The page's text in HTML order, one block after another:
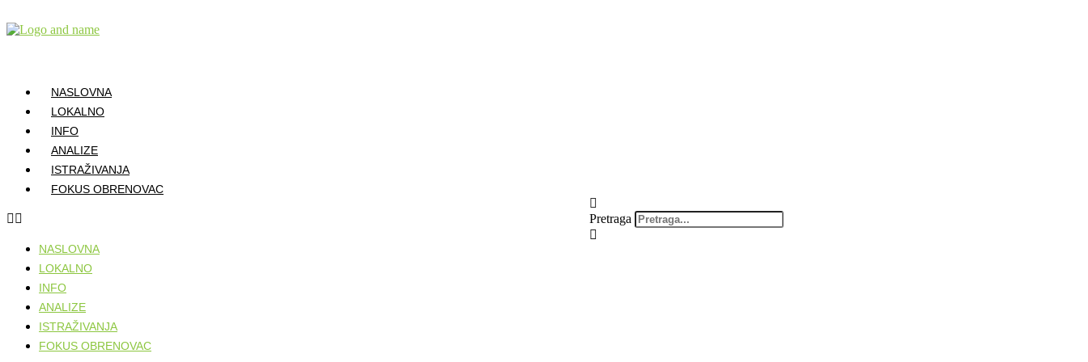
na
NASLOVNA
LOKALNO
INFO
ANALIZE
ISTRAŽIVANJA
FOKUS OBRENOVAC
NASLOVNA
LOKALNO
INFO
ANALIZE
ISTRAŽIVANJA
FOKUS OBRENOVAC
Pretraga